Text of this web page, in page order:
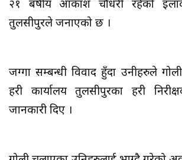
२१ बर्षीय आकाश चौधरी रहेको इलाका
तुलसीपुरले जनाएको छ ।
जग्गा सम्बन्धी विवाद हुँदा उनीहरुले
प्रहरी कार्यालय तुलसीपुरका प्रहरी
जानकारी दिए ।